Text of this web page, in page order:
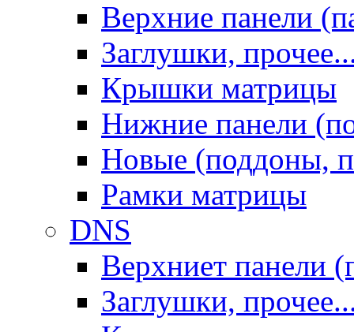
Верхние панели
Заглушки,
Крышки матрицы
Нижние панели
Новые (поддоны,
Рамки матрицы
DNS
Верхниет панели
Заглушки,